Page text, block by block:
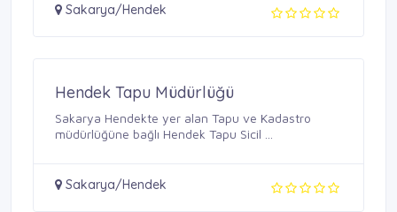
Sakarya/Hendek
Hendek Tapu Müdürlüğü
Sakarya Hendekte yer alan Tapu ve Kadastro
müdürlüğüne bağlı Hendek Tapu Sicil ...
Sakarya/Hendek